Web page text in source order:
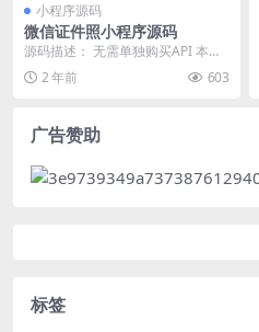
小程序源码
微信证件照小程序源码
源码描述： 无需单独购买API 本地0
成本处理 无限免费调用API 不保存
用户图...
2 年前 603
广告赞助
标签